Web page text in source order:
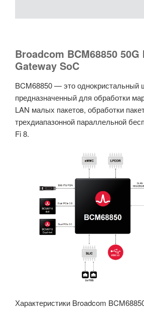
Broadcom BCM68850 50G
Gateway SoC
BCM68850 — это однокристальный
предназначенный для обработки
LAN малых пакетов, обработки
трехдиапазонной параллельной
Fi 8.
Характеристики Broadcom